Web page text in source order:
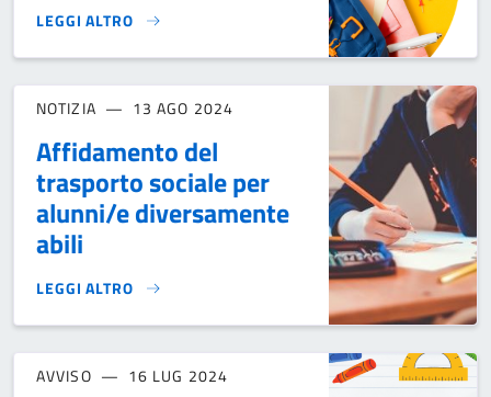
LEGGI ALTRO
BANDO PER L'ASSEGNAZIONE DEL PACCHETTO SCUOLA
NOTIZIA 13 AGO 2024
Affidamento del
trasporto sociale per
alunni/e diversamente
abili
LEGGI ALTRO
AFFIDAMENTO DEL TRASPORTO SOCIALE PER ALUNNI/E
AVVISO 16 LUG 2024